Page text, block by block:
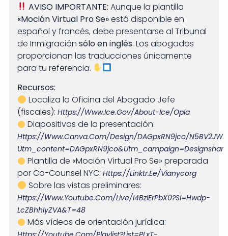
AVISO IMPORTANTE: Aunque la plantilla
«Moción Virtual Pro Se»está disponible en
español y francés, debe presentarse al Tribunal
de Inmigración sólo en inglés. Los abogados
proporcionan las traducciones únicamente
para tu referencia.
Recursos:
Localiza la Oficina del Abogado Jefe
(fiscales): Https://www.ice.gov/about-Ice/opla
Diapositivas de la presentación:
Https://www.canva.com/design/DAGpxRN9jco/
Plantilla de «Moción Virtual Pro Se» preparada
por Co-Counsel NYC: Https://linktr.ee/vianycorg
Sobre las vistas preliminares:
Https://www.youtube.com/live/i4BzIErPbX0?si=Hwdp-
LcZBhhIyZVA&t=48
Más vídeos de orientación jurídica: